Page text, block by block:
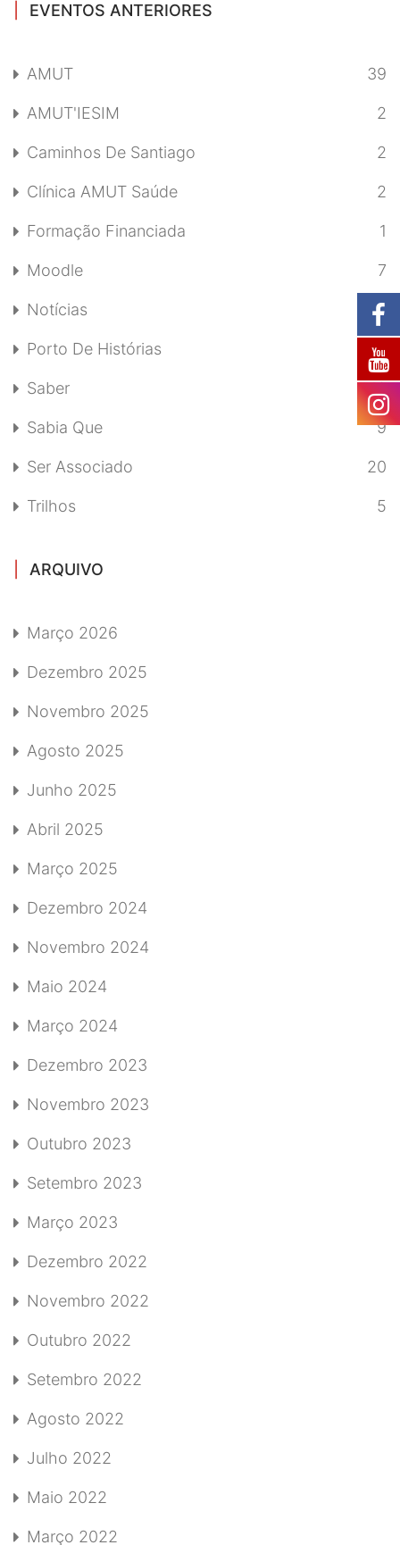
EVENTOS ANTERIORES
AMUT 39
AMUT'IESIM 2
Caminhos De Santiago 2
Clínica AMUT Saúde 2
Formação Financiada 1
Moodle 7
Notícias 19
Porto De Histórias 12
Saber 10
Sabia Que 9
Ser Associado 20
Trilhos 5
ARQUIVO
Março 2026
Dezembro 2025
Novembro 2025
Agosto 2025
Junho 2025
Abril 2025
Março 2025
Dezembro 2024
Novembro 2024
Maio 2024
Março 2024
Dezembro 2023
Novembro 2023
Outubro 2023
Setembro 2023
Março 2023
Dezembro 2022
Novembro 2022
Outubro 2022
Setembro 2022
Agosto 2022
Julho 2022
Maio 2022
Março 2022